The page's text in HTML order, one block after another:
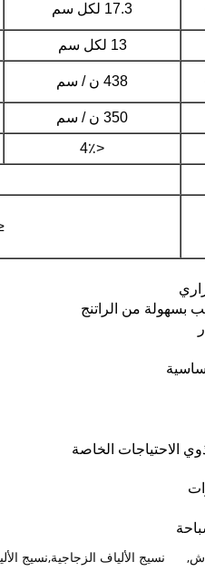
17.3 لكل سم
13 لكل سم
438 ن / سم
350 ن / سم
<4٪
℃
بسهولة من الراتنج
الاحتياجات الخاصة
, نسيج الألياف الزجاجية,نسيج